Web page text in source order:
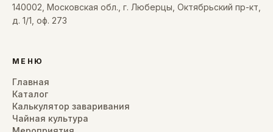
140002, Московская обл., г. Люберцы, Октябрьский пр-кт,
д. 1/1, оф. 273
МЕНЮ
Главная
Каталог
Калькулятор заваривания
Чайная культура